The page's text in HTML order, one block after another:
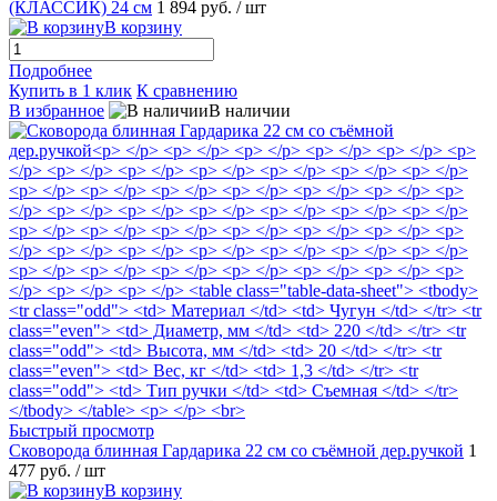
(КЛАССИК) 24 см 1 894 руб. / шт
В корзину
Подробнее
Купить в 1 клик К сравнению
В избранное
В наличии
Быстрый просмотр
Сковорода блинная Гардарика 22 см со съёмной дер.ручкой 1
477 руб. / шт
В корзину